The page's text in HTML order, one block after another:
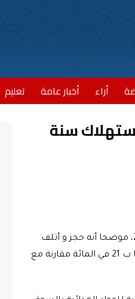
أراء أخبار عامة تعليم
للاستهلاك سنة
نشر المكتب الوطني للسلامة الصحية للمنتجات الغذائية حصيلة عملياته خلال 2016، موضحا أنه حجز و أتلف
4700 طن من المنتجات غير الصالحة للاستهلاك في العام الماضي، مسجلا انخفاضا ب 21 في المائة مقارنة مع